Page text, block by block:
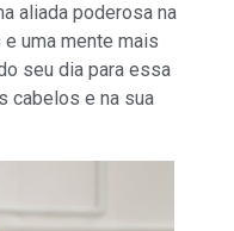
aliada poderosa na
uma mente mais
seu dia para essa
cabelos e na sua